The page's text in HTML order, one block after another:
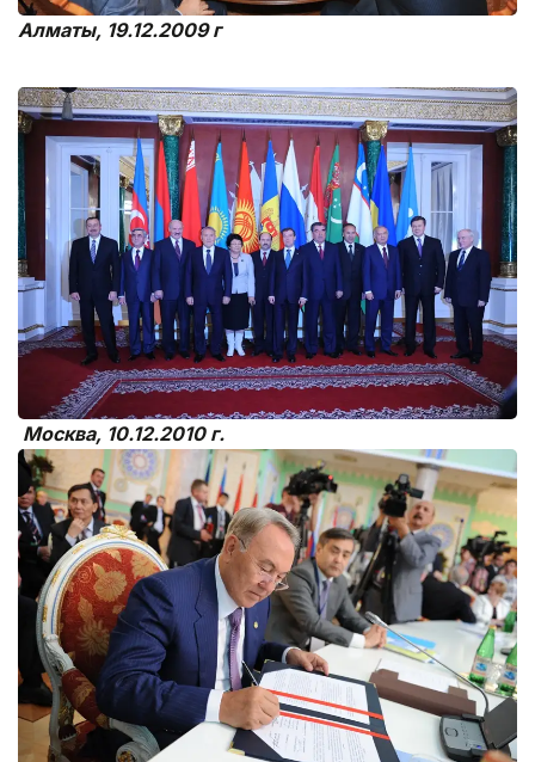
Алматы, 19.12.2009 г
Москва, 10.12.2010 г.